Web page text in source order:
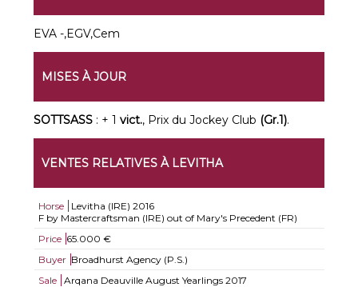
EVA -,EGV,Cem
MISES À JOUR
SOTTSASS : + 1vict., Prix du Jockey Club (Gr.1).
VENTES RELATIVES À LEVITHA
Horse Levitha (IRE) 2016
F by Mastercraftsman (IRE) out of Mary's Precedent (FR)
Price 65.000 €
Buyer Broadhurst Agency (P.S.)
Sale
Arqana Deauville August Yearlings 2017